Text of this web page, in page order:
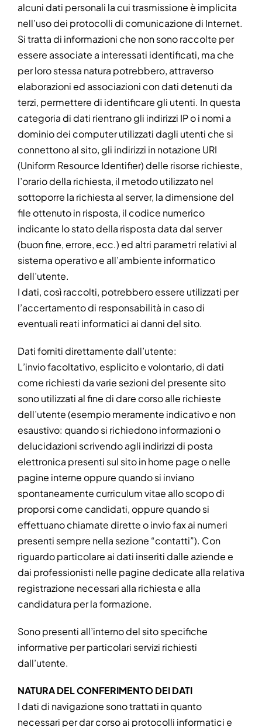
alcuni dati personali la cui trasmissione è implicita
nell’uso dei protocolli di comunicazione di Internet.
Si tratta di informazioni che non sono raccolte per
essere associate a interessati identificati, ma che
per loro stessa natura potrebbero, attraverso
elaborazioni ed associazioni con dati detenuti da
terzi, permettere di identificare gli utenti. In questa
categoria di dati rientrano gli indirizzi IP o i nomi a
dominio dei computer utilizzati dagli utenti che si
connettono al sito, gli indirizzi in notazione URI
(Uniform Resource Identifier) delle risorse richieste,
l’orario della richiesta, il metodo utilizzato nel
sottoporre la richiesta al server, la dimensione del
file ottenuto in risposta, il codice numerico
indicante lo stato della risposta data dal server
(buon fine, errore, ecc.) ed altri parametri relativi al
sistema operativo e all’ambiente informatico
dell’utente.
I dati, così raccolti, potrebbero essere utilizzati per
l’accertamento di responsabilità in caso di
eventuali reati informatici ai danni del sito.
Dati forniti direttamente dall’utente:
L’invio facoltativo, esplicito e volontario, di dati
come richiesti da varie sezioni del presente sito
sono utilizzati al fine di dare corso alle richieste
dell’utente (esempio meramente indicativo e non
esaustivo: quando si richiedono informazioni o
delucidazioni scrivendo agli indirizzi di posta
elettronica presenti sul sito in home page o nelle
pagine interne oppure quando si inviano
spontaneamente curriculum vitae allo scopo di
proporsi come candidati, oppure quando si
effettuano chiamate dirette o invio fax ai numeri
presenti sempre nella sezione “contatti”). Con
riguardo particolare ai dati inseriti dalle aziende e
dai professionisti nelle pagine dedicate alla relativa
registrazione necessari alla richiesta e alla
candidatura per la formazione.
Sono presenti all’interno del sito specifiche
informative per particolari servizi richiesti
dall’utente.
NATURA DEL CONFERIMENTO DEI DATI
I dati di navigazione sono trattati in quanto
necessari per dar corso ai protocolli informatici e